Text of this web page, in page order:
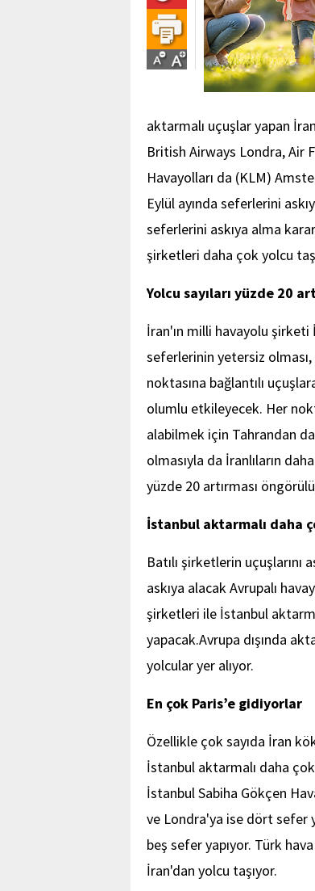
aktarmalı uçuşlar yapan
British Airways Londra, Air
Havayolları da (KLM)
Eylül ayında seferlerini
seferlerini askıya alma
şirketleri daha çok yolcu
Yolcu sayıları yüzde 20
İran'ın milli havayolu
seferlerinin yetersiz
noktasına bağlantılı
olumlu etkileyecek. Her
alabilmek için Tahrandan
olmasıyla da İranlıların
yüzde 20 artırması
İstanbul aktarmalı daha
Batılı şirketlerin uçuşlarını
askıya alacak Avrupalı
şirketleri ile İstanbul
yapacak.Avrupa dışında
yolcular yer alıyor.
En çok Paris’e gidiyorlar
Özellikle çok sayıda İran
İstanbul aktarmalı daha
İstanbul Sabiha Gökçen
ve Londra'ya ise dört sefer
beş sefer yapıyor. Türk
İran'dan yolcu taşıyor.